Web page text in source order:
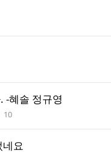
-혜솔 정규영
조회수
10
네요